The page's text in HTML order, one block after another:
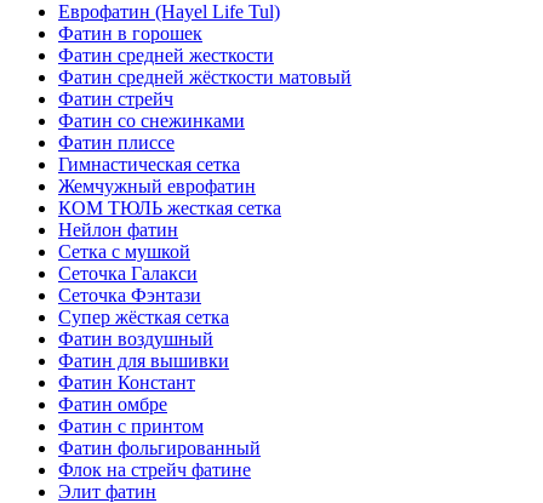
Еврофатин (Hayel Life Tul)
Фатин в горошек
Фатин средней жесткости
Фатин средней жёсткости матовый
Фатин стрейч
Фатин со снежинками
Фатин плиссе
Гимнастическая сетка
Жемчужный еврофатин
КОМ ТЮЛЬ жесткая сетка
Нейлон фатин
Сетка с мушкой
Сеточка Галакси
Сеточка Фэнтази
Супер жёсткая сетка
Фатин воздушный
Фатин для вышивки
Фатин Констант
Фатин омбре
Фатин с принтом
Фатин фольгированный
Флок на стрейч фатине
Элит фатин